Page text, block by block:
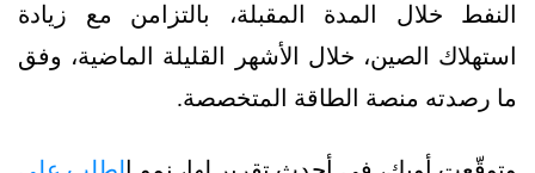
النفط خلال المدة المقبلة، بالتزامن مع زيادة
استهلاك الصين، خلال الأشهر القليلة الماضية، وفق
ما رصدته منصة الطاقة المتخصصة.